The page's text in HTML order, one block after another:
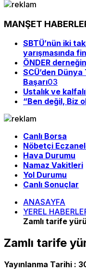
MANŞET
SBTÜ’nün iki
yarışmasında
ÖNDER
SCÜ’den
Başarı03
Ustalık ve
“Ben değil, Biz
Canlı Borsa
Nöbetçi
Hava Durumu
Namaz Vakitleri
Yol Durumu
Canlı Sonuçlar
ANASAYFA
YEREL
Zamlı tarife
Zamlı tarife
Yayınlanma Tarihi :